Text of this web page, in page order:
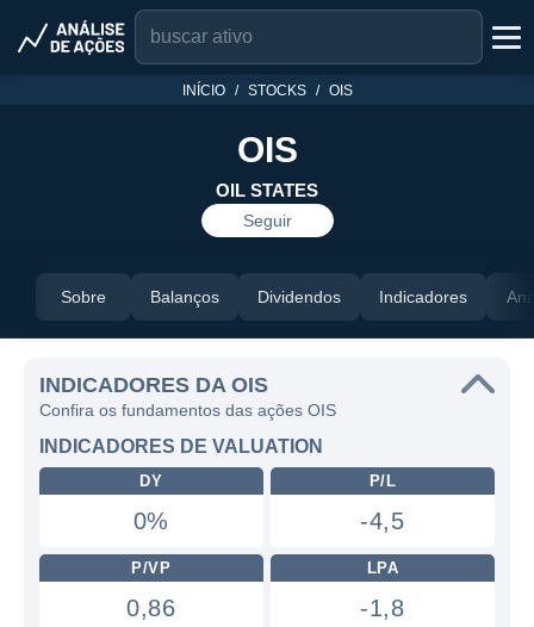
INÍCIO STOCKS OIS
OIS
OIL STATES
Seguir
Sobre Balanços Dividendos Indicadores
INDICADORES DA OIS
Confira os fundamentos das ações OIS
INDICADORES DE VALUATION
DY
0%
P/L
-4,5
P/VP
0,86
LPA
-1,8